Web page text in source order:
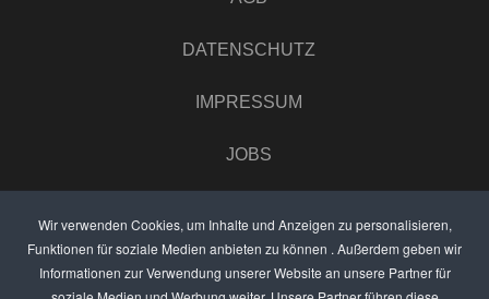
Wir verwenden Cookies, um Inhalte und Anzeigen zu personalisieren,
Funktionen für soziale Medien anbieten zu können . Außerdem geben wir
Informationen zur Verwendung unserer Website an unsere Partner für
DATENSCHUTZ
IMPRESSUM
JOBS
ANZEIGEN PREISE